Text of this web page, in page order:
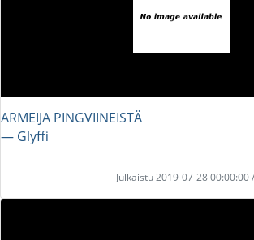
ARMEIJA PINGVIINEISTÄ
― Glyffi
Julkaistu 2019-07-28